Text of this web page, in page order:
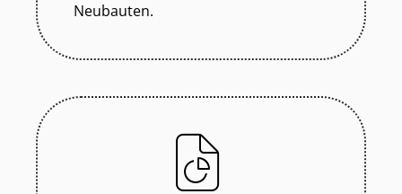
Neubauten.